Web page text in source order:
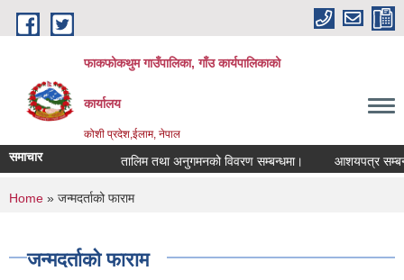
Skip to main content
फाकफोकथुम गाउँपालिका, गाँउ कार्यपालिकाको
कार्यालय
कोशी प्रदेश,ईलाम, नेपाल
समाचार तालिम तथा अनुगमनको विवरण सम्बन्धमा। आशयपत्र सम्बन्धी
You are here
Home » जन्मदर्ताको फाराम
जन्मदर्ताको फाराम